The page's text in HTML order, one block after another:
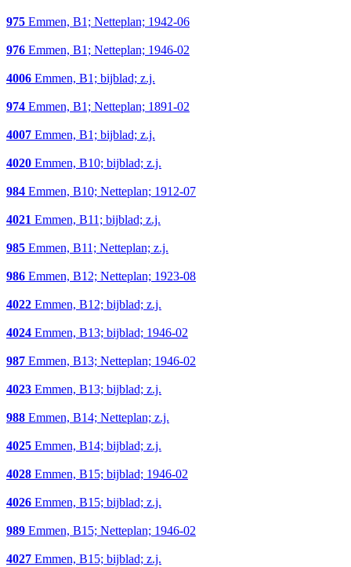
975 Emmen, B1; Netteplan; 1942-06
976 Emmen, B1; Netteplan; 1946-02
4006 Emmen, B1; bijblad; z.j.
974 Emmen, B1; Netteplan; 1891-02
4007 Emmen, B1; bijblad; z.j.
4020 Emmen, B10; bijblad; z.j.
984 Emmen, B10; Netteplan; 1912-07
4021 Emmen, B11; bijblad; z.j.
985 Emmen, B11; Netteplan; z.j.
986 Emmen, B12; Netteplan; 1923-08
4022 Emmen, B12; bijblad; z.j.
4024 Emmen, B13; bijblad; 1946-02
987 Emmen, B13; Netteplan; 1946-02
4023 Emmen, B13; bijblad; z.j.
988 Emmen, B14; Netteplan; z.j.
4025 Emmen, B14; bijblad; z.j.
4028 Emmen, B15; bijblad; 1946-02
4026 Emmen, B15; bijblad; z.j.
989 Emmen, B15; Netteplan; 1946-02
4027 Emmen, B15; bijblad; z.j.